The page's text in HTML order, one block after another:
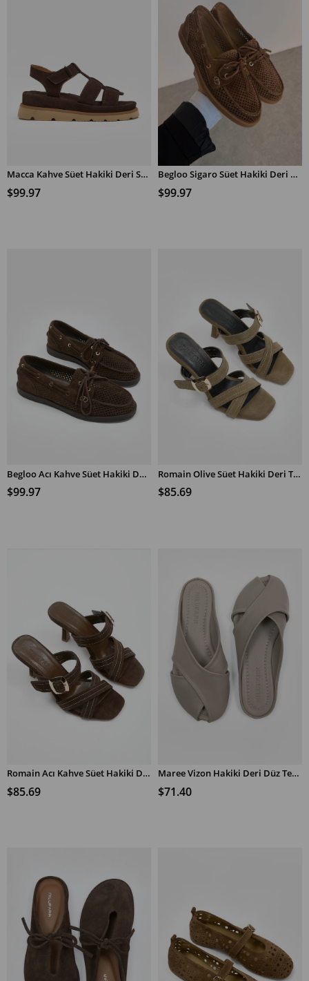
SEPETE EKLE Macca Kahve Süet Hakiki Deri Sandalet
$99.97
SEPETE EKLE Begloo Sigaro Süet Hakiki Deri Kadın Loafer Ayakkabı
$99.97
SEPETE EKLE Begloo Acı Kahve Süet Hakiki Deri Kadın Loafer Ayakkabı
$99.97
SEPETE EKLE Romain Olive Süet Hakiki Deri Topuklu Terlik
$85.69
SEPETE EKLE Romain Acı Kahve Süet Hakiki Deri Topuklu Terlik
$85.69
SEPETE EKLE Maree Vizon Hakiki Deri Düz Terlik
$71.40